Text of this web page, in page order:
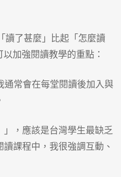
讀了甚麼」比起「怎麼讀
加強閱讀教學的重點：
通常會在每堂閱讀後加入與
，應該是台灣學生最缺乏
課程中，我很強調互動、